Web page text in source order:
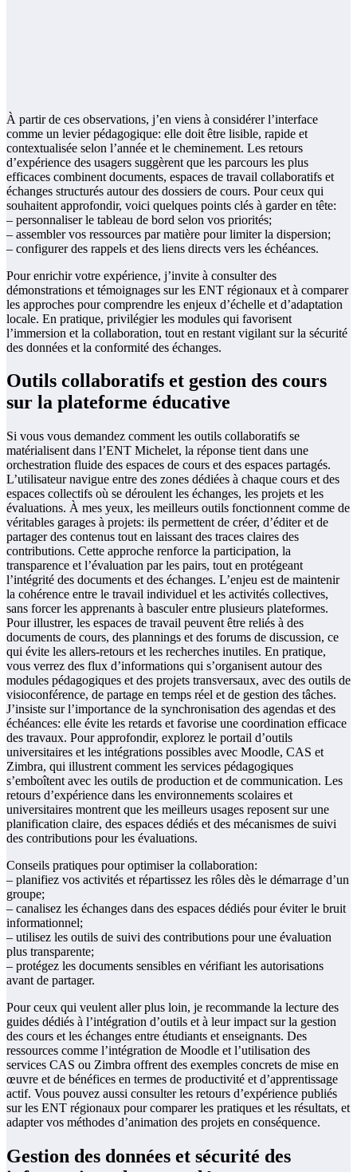
À partir de ces observations, j’en viens à considérer l’interface
comme un levier pédagogique: elle doit être lisible, rapide et
contextualisée selon l’année et le cheminement. Les retours
d’expérience des usagers suggèrent que les parcours les plus
efficaces combinent documents, espaces de travail collaboratifs et
échanges structurés autour des dossiers de cours. Pour ceux qui
souhaitent approfondir, voici quelques points clés à garder en tête:
– personnaliser le tableau de bord selon vos priorités;
– assembler vos ressources par matière pour limiter la dispersion;
– configurer des rappels et des liens directs vers les échéances.
Pour enrichir votre expérience, j’invite à consulter des
démonstrations et témoignages sur les ENT régionaux et à comparer
les approches pour comprendre les enjeux d’échelle et d’adaptation
locale. En pratique, privilégier les modules qui favorisent
l’immersion et la collaboration, tout en restant vigilant sur la sécurité
des données et la conformité des échanges.
Outils collaboratifs et gestion des cours
sur la plateforme éducative
Si vous vous demandez comment les outils collaboratifs se
matérialisent dans l’ENT Michelet, la réponse tient dans une
orchestration fluide des espaces de cours et des espaces partagés.
L’utilisateur navigue entre des zones dédiées à chaque cours et des
espaces collectifs où se déroulent les échanges, les projets et les
évaluations. À mes yeux, les meilleurs outils fonctionnent comme de
véritables garages à projets: ils permettent de créer, d’éditer et de
partager des contenus tout en laissant des traces claires des
contributions. Cette approche renforce la participation, la
transparence et l’évaluation par les pairs, tout en protégeant
l’intégrité des documents et des échanges. L’enjeu est de maintenir
la cohérence entre le travail individuel et les activités collectives,
sans forcer les apprenants à basculer entre plusieurs plateformes.
Pour illustrer, les espaces de travail peuvent être reliés à des
documents de cours, des plannings et des forums de discussion, ce
qui évite les allers-retours et les recherches inutiles. En pratique,
vous verrez des flux d’informations qui s’organisent autour des
modules pédagogiques et des projets transversaux, avec des outils de
visioconférence, de partage en temps réel et de gestion des tâches.
J’insiste sur l’importance de la synchronisation des agendas et des
échéances: elle évite les retards et favorise une coordination efficace
des travaux. Pour approfondir, explorez le portail d’outils
universitaires et les intégrations possibles avec Moodle, CAS et
Zimbra, qui illustrent comment les services pédagogiques
s’emboîtent avec les outils de production et de communication. Les
retours d’expérience dans les environnements scolaires et
universitaires montrent que les meilleurs usages reposent sur une
planification claire, des espaces dédiés et des mécanismes de suivi
des contributions pour les évaluations.
Conseils pratiques pour optimiser la collaboration:
– planifiez vos activités et répartissez les rôles dès le démarrage d’un
groupe;
– canalisez les échanges dans des espaces dédiés pour éviter le bruit
informationnel;
– utilisez les outils de suivi des contributions pour une évaluation
plus transparente;
– protégez les documents sensibles en vérifiant les autorisations
avant de partager.
Pour ceux qui veulent aller plus loin, je recommande la lecture des
guides dédiés à l’intégration d’outils et à leur impact sur la gestion
des cours et les échanges entre étudiants et enseignants. Des
ressources comme l’intégration de Moodle et l’utilisation des
services CAS ou Zimbra offrent des exemples concrets de mise en
œuvre et de bénéfices en termes de productivité et d’apprentissage
actif. Vous pouvez aussi consulter les retours d’expérience publiés
sur les ENT régionaux pour comparer les pratiques et les résultats, et
adapter vos méthodes d’animation des projets en conséquence.
Gestion des données et sécurité des